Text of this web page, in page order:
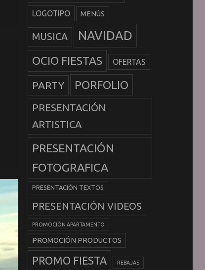
LOGOTIPO MENÚS
MUSICA NAVIDAD
OCIO FIESTAS OFERTAS
PARTY PORFOLIO
PRESENTACIÓN
ARTISTICA
PRESENTACIÓN
FOTOGRAFICA
PRESENTACIÓN TEXTOS
PRESENTACIÓN VIDEOS
PROMOCIÓN APARTAMENTO
PROMOCIÓN PRODUCTOS
PROMO FIESTA REBAJAS